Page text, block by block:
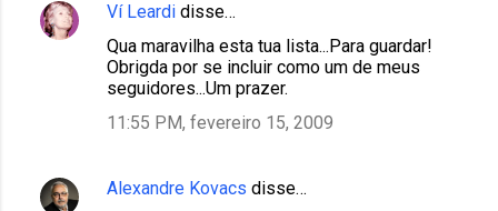
Ví Leardi disse…
Qua maravilha esta tua lista...Para guardar!
Obrigda por se incluir como um de meus
seguidores...Um prazer.
11:55 PM, fevereiro 15, 2009
Alexandre Kovacs disse…